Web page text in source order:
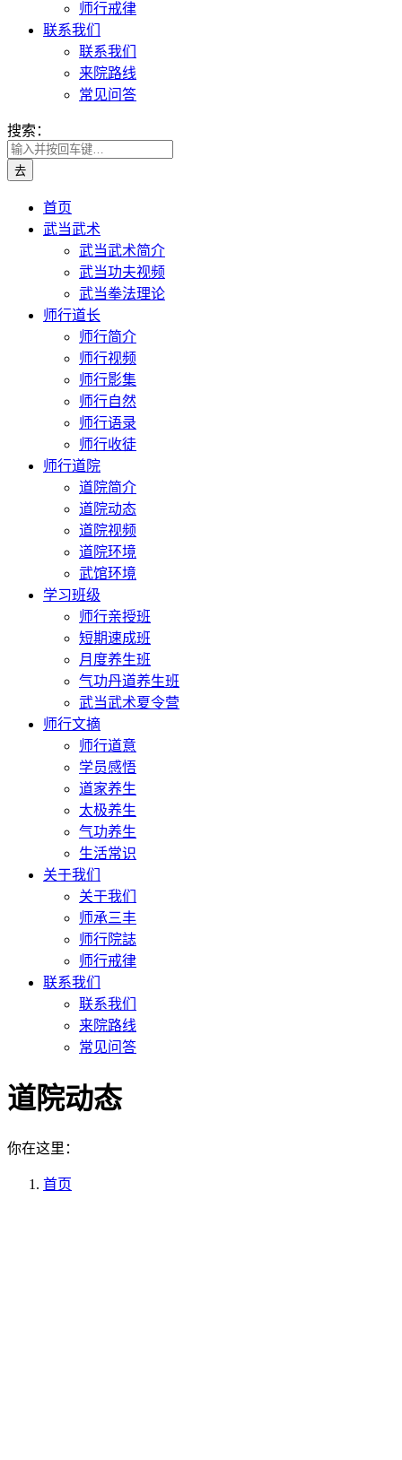
师行戒律
联系我们
联系我们
来院路线
常见问答
搜索：
首页
武当武术
武当武术简介
武当功夫视频
武当拳法理论
师行道长
师行简介
师行视频
师行影集
师行自然
师行语录
师行收徒
师行道院
道院简介
道院动态
道院视频
道院环境
武馆环境
学习班级
师行亲授班
短期速成班
月度养生班
气功丹道养生班
武当武术夏令营
师行文摘
师行道意
学员感悟
道家养生
太极养生
气功养生
生活常识
关于我们
关于我们
师承三丰
师行院誌
师行戒律
联系我们
联系我们
来院路线
常见问答
道院动态
你在这里：
首页